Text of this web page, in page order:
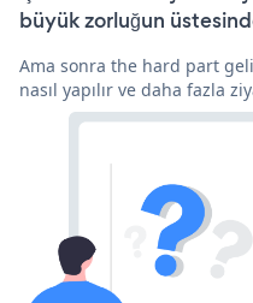
büyük zorluğun
Ama sonra the hard part
nasıl yapılır ve daha fazla